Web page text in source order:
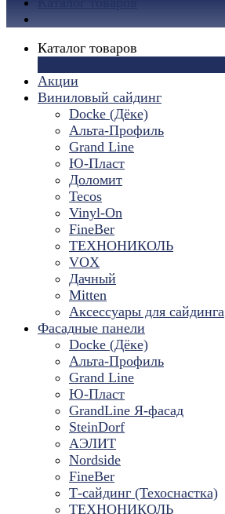
Каталог товаров
Акции
Виниловый сайдинг
Docke (Дёке)
Альта-Профиль
Grand Line
Ю-Пласт
Доломит
Tecos
Vinyl-On
FineBer
ТЕХНОНИКОЛЬ
VOX
Дачный
Mitten
Аксессуары для сайдинга
Фасадные панели
Docke (Дёке)
Альта-Профиль
Grand Line
Ю-Пласт
GrandLine Я-фасад
SteinDorf
АЭЛИТ
Nordside
FineBer
Т-сайдинг (Техоснастка)
ТЕХНОНИКОЛЬ